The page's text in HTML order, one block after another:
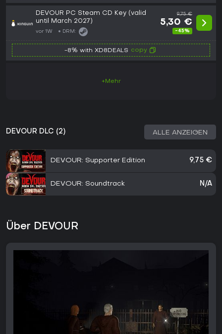
DEVOUR PC Steam CD Key (valid
until March 2027)
vor 1W DRM:
9,75 €
5,30 €
-45%
-8% with XD8DEALS copy
+Mehr
DEVOUR DLC (2) ALLE ANZEIGEN
DEVOUR: Supporter Edition 9,75 €
DEVOUR: Soundtrack N/A
Über DEVOUR